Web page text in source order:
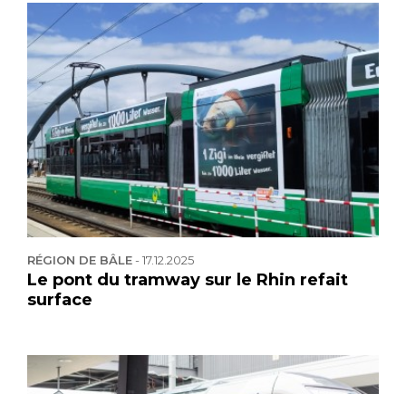
RÉGION DE BÂLE-17.12.2025
Le pont du tramway sur le Rhin refait
surface